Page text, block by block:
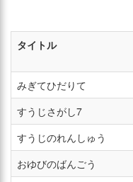
タイトル
みぎてひだりて
すうじさがし7
すうじのれんしゅう
おゆびのばんごう